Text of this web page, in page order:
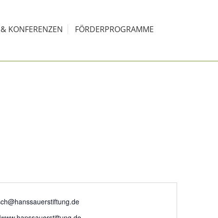
KONFERENZEN FÖRDERPROGRAMME